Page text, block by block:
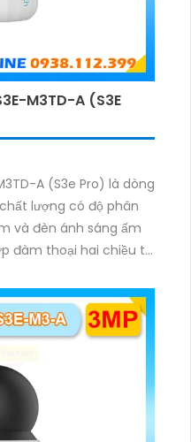
M3TD-A (S3E
A (S3e Pro) là dòng
lượng có độ phân
và đèn ánh sáng ấm
đàm thoại hai chiều to